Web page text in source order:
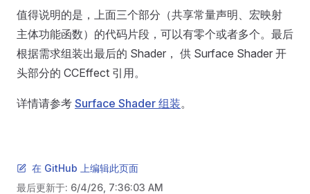
值得说明的是，上面三个部分（共享常量声明、宏映射
主体功能函数）的代码片段，可以有零个或者多个。最后
根据需求组装出最后的 Shader， 供 Surface Shader 开
头部分的 CCEffect 引用。
详情请参考 Surface Shader 组装。
在 GitHub 上编辑此页面
最后更新于: 6/4/26, 7:36:03 AM